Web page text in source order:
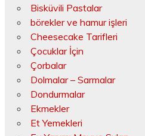
Bisküvili Pastalar
börekler ve hamur işleri
Cheesecake Tarifleri
Çocuklar İçin
Çorbalar
Dolmalar – Sarmalar
Dondurmalar
Ekmekler
Et Yemekleri